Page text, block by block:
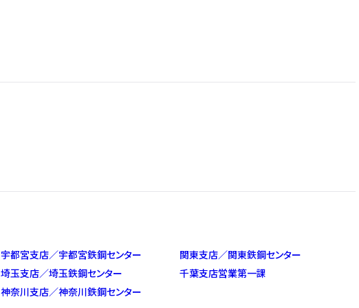
宇都宮支店／宇都宮鉄鋼センター
関東支店／関東鉄鋼センター
埼玉支店／埼玉鉄鋼センター
千葉支店営業第一課
神奈川支店／神奈川鉄鋼センター